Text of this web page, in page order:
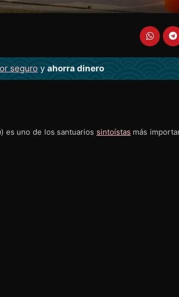
seguro yahorra dinero
) es uno de los santuarios sintoístas más